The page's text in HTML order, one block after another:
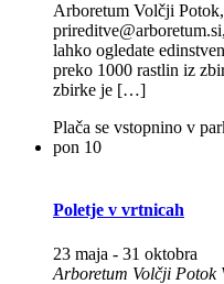
Arboretum Volčji
lahko ogledate
preko 1000 rastlin iz
zbirke je […]
Plača se vstopnino v
pon 10
Poletje v vrtnicah
23 maja - 31 oktobra
Arboretum Volčji Potok